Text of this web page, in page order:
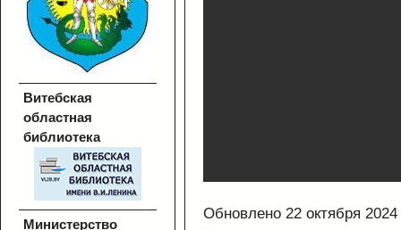
Витебская
областная
библиотека
Министерство
Обновлено 22 октября 2024